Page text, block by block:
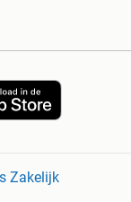
Zakelijk